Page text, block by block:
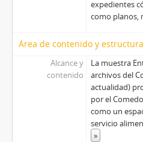
expedientes
como planos,
Área de contenido y estructura
Alcance y
contenido
La muestra
archivos del
actualidad)
por el
como un
servicio
»